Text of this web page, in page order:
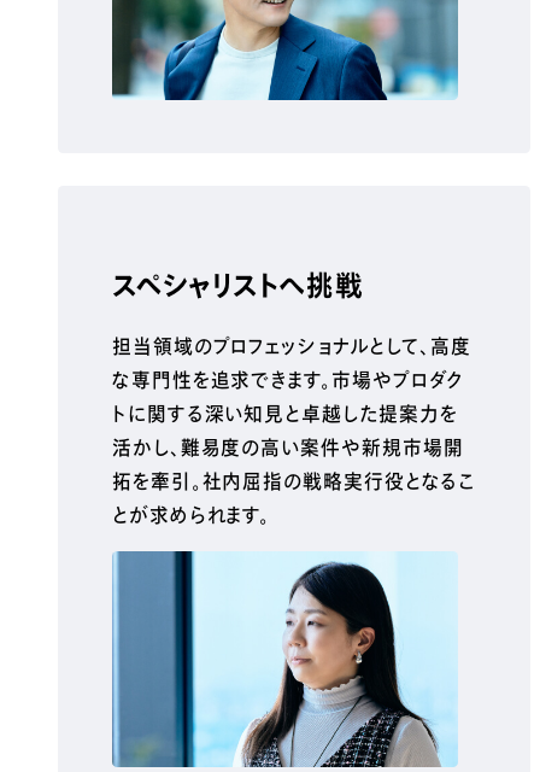
スペシャリストへ挑戦
担当領域のプロフェッショナルとして、高度
な専門性を追求できます。市場やプロダク
トに関する深い知見と卓越した提案力を
活かし、難易度の高い案件や新規市場開
拓を牽引。社内屈指の戦略実行役となるこ
とが求められます。